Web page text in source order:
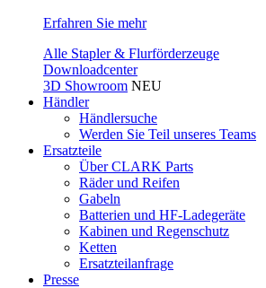
Erfahren Sie mehr
Alle Stapler & Flurförderzeuge
Downloadcenter
3D Showroom NEU
Händler
Händlersuche
Werden Sie Teil unseres Teams
Ersatzteile
Über CLARK Parts
Räder und Reifen
Gabeln
Batterien und HF-Ladegeräte
Kabinen und Regenschutz
Ketten
Ersatzteilanfrage
Presse